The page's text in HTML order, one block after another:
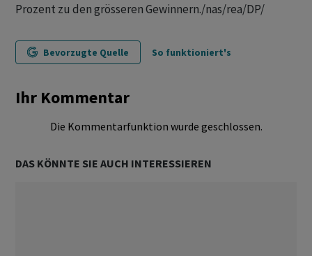
Prozent zu den grösseren Gewinnern./nas/rea/DP/
Bevorzugte Quelle So funktioniert's
Ihr Kommentar
Die Kommentarfunktion wurde geschlossen.
DAS KÖNNTE SIE AUCH INTERESSIEREN